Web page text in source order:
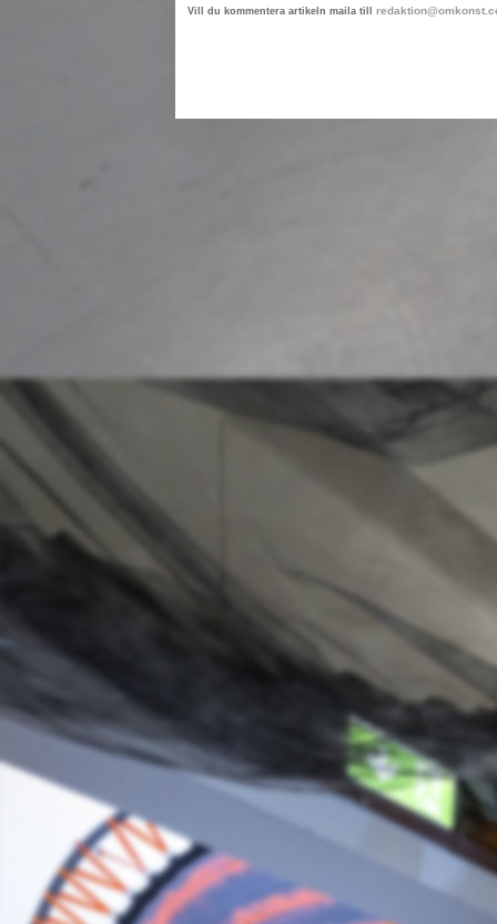
Vill du kommentera artikeln maila till